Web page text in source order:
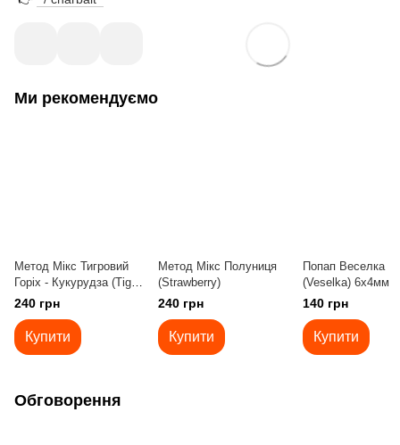
Ми рекомендуємо
Метод Мікс Тигровий
Горіх - Кукурудза (Tiger
Nut - Corn)
240 грн
Купити
Метод Мікс Полуниця
(Strawberry)
240 грн
Купити
Попап Веселка
(Veselka) 6x4мм
140 грн
Купити
Обговорення